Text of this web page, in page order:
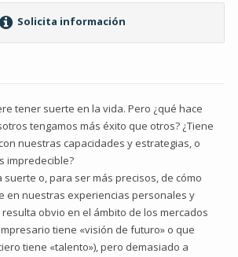
Solicita información
tener suerte en la vida. Pero ¿qué hace
tengamos más éxito que otros? ¿Tiene
nuestras capacidades y estrategias, o
impredecible?
suerte o, para ser más precisos, de cómo
en nuestras experiencias personales y
obvio en el ámbito de los mercados
tiene «visión de futuro» o que
tiene «talento»), pero demasiado a